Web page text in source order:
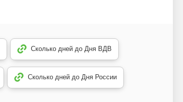
Сколько дней до Дня ВДВ
Сколько дней до Дня России